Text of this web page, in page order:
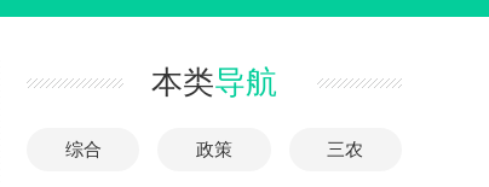
本类导航
综合 政策 三农